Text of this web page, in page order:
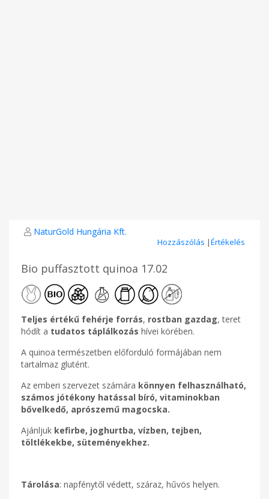
NaturGold Hungária Kft.
Hozzászólás |Értékelés
Bio puffasztott quinoa 17.02
Teljes értékű fehérje forrás, rostban gazdag, teret
hódít a tudatos táplálkozás hívei körében.
A quinoa természetben előforduló formájában nem
tartalmaz glutént.
Az emberi szervezet számára könnyen felhasználható,
számos jótékony hatással bíró, vitaminokban
bővelkedő, aprószemű magocska.
Ajánljuk kefirbe, joghurtba, vízben, tejben,
töltlékekbe, süteményekhez.
Tárolása: napfénytől védett, száraz, hűvös helyen.